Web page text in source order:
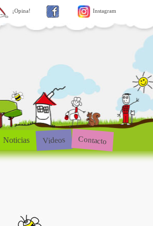
¡Opina! Instagram
Noticias Videos Contacto